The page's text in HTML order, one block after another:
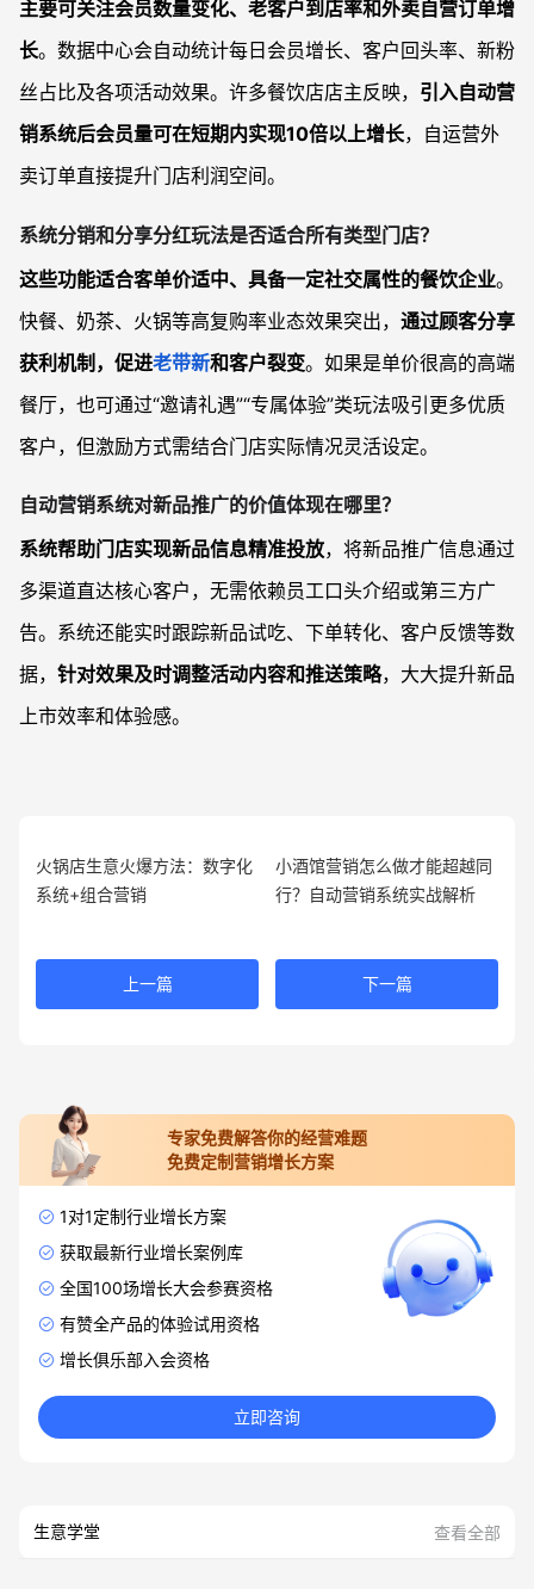
主要可关注会员数量变化、老客户到店率和外卖自营订单增
长。数据中心会自动统计每日会员增长、客户回头率、新粉
丝占比及各项活动效果。许多餐饮店店主反映， 引入自动营
销系统后会员量可在短期内实现10倍以上增长，自运营外
卖订单直接提升门店利润空间。
系统分销和分享分红玩法是否适合所有类型门店？
这些功能适合客单价适中、具备一定社交属性的餐饮企业。
快餐、奶茶、火锅等高复购率业态效果突出， 通过顾客分享
获利机制，促进老带新和客户裂变。如果是单价很高的高端
餐厅，也可通过“邀请礼遇”“专属体验”类玩法吸引更多优质
客户，但激励方式需结合门店实际情况灵活设定。
自动营销系统对新品推广的价值体现在哪里？
系统帮助门店实现新品信息精准投放，将新品推广信息通过
多渠道直达核心客户，无需依赖员工口头介绍或第三方广
告。系统还能实时跟踪新品试吃、下单转化、客户反馈等数
据， 针对效果及时调整活动内容和推送策略，大大提升新品
上市效率和体验感。
火锅店生意火爆方法：数字化
系统+组合营销
上一篇
小酒馆营销怎么做才能超越同
行？自动营销系统实战解析
下一篇
专家免费解答你的经营难题
免费定制营销增长方案
1对1定制行业增长方案
获取最新行业增长案例库
全国100场增长大会参赛资格
有赞全产品的体验试用资格
增长俱乐部入会资格
立即咨询
生意学堂 查看全部